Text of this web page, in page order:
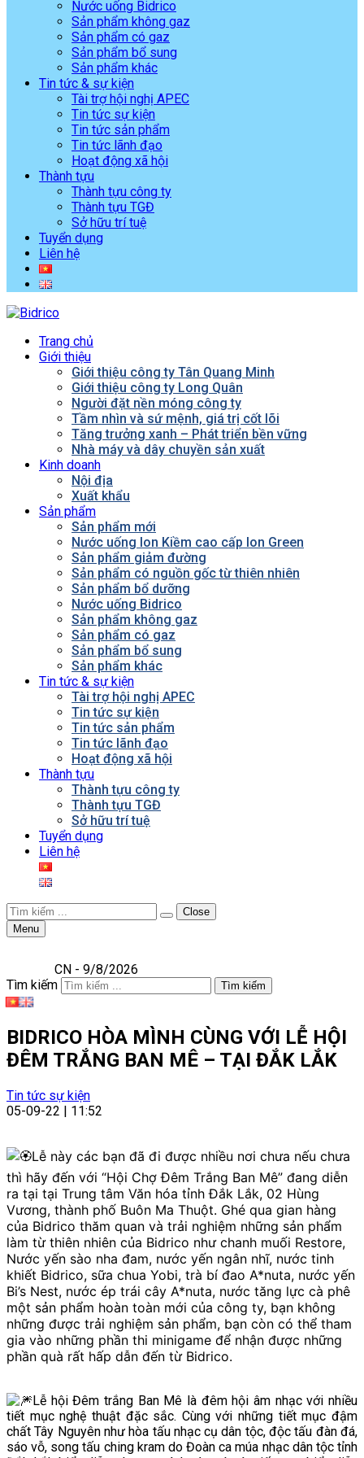
Nước uống Bidrico
Sản phẩm không gaz
Sản phẩm có gaz
Sản phẩm bổ sung
Sản phẩm khác
Tin tức & sự kiện
Tài trợ hội nghị APEC
Tin tức sự kiện
Tin tức sản phẩm
Tin tức lãnh đạo
Hoạt động xã hội
Thành tựu
Thành tựu công ty
Thành tựu TGĐ
Sở hữu trí tuệ
Tuyển dụng
Liên hệ
Trang chủ
Giới thiệu
Giới thiệu công ty Tân Quang Minh
Giới thiệu công ty Long Quân
Người đặt nền móng công ty
Tầm nhìn và sứ mệnh, giá trị cốt lõi
Tăng trưởng xanh – Phát triển bền vững
Nhà máy và dây chuyền sản xuất
Kinh doanh
Nội địa
Xuất khẩu
Sản phẩm
Sản phẩm mới
Nước uống Ion Kiềm cao cấp Ion Green
Sản phẩm giảm đường
Sản phẩm có nguồn gốc từ thiên nhiên
Sản phẩm bổ dưỡng
Nước uống Bidrico
Sản phẩm không gaz
Sản phẩm có gaz
Sản phẩm bổ sung
Sản phẩm khác
Tin tức & sự kiện
Tài trợ hội nghị APEC
Tin tức sự kiện
Tin tức sản phẩm
Tin tức lãnh đạo
Hoạt động xã hội
Thành tựu
Thành tựu công ty
Thành tựu TGĐ
Sở hữu trí tuệ
Tuyển dụng
Liên hệ
Close
Menu
CN - 9/8/2026
Tìm kiếm
Tìm kiếm
BIDRICO HÒA MÌNH CÙNG VỚI LỄ HỘI
ĐÊM TRẮNG BAN MÊ – TẠI ĐẮK LẮK
Tin tức sự kiện
05-09-22 | 11:52
Lễ này các bạn đã đi được nhiều nơi chưa nếu chưa
thì hãy đến với “Hội Chợ Đêm Trắng Ban Mê” đang diễn
ra tại tại Trung tâm Văn hóa tỉnh Đắk Lắk, 02 Hùng
Vương, thành phố Buôn Ma Thuột. Ghé qua gian hàng
của Bidrico thăm quan và trải nghiệm những sản phẩm
làm từ thiên nhiên của Bidrico như chanh muối Restore,
Nước yến sào nha đam, nước yến ngân nhĩ, nước tinh
khiết Bidrico, sữa chua Yobi, trà bí đao A*nuta, nước yến
Bi’s Nest, nước ép trái cây A*nuta, nước tăng lực cà phê
một sản phẩm hoàn toàn mới của công ty, bạn không
những được trải nghiệm sản phẩm, bạn còn có thể tham
gia vào những phần thi minigame để nhận được những
phần quà rất hấp dẫn đến từ Bidrico.
Lễ hội Đêm trắng Ban Mê là đêm hội âm nhạc với nhiều
tiết mục nghệ thuật đặc sắc. Cùng với những tiết mục đậm
chất Tây Nguyên như hòa tấu nhạc cụ dân tộc, độc tấu đàn đá,
sáo vỗ, song tấu ching kram do Đoàn ca múa nhạc dân tộc tỉnh